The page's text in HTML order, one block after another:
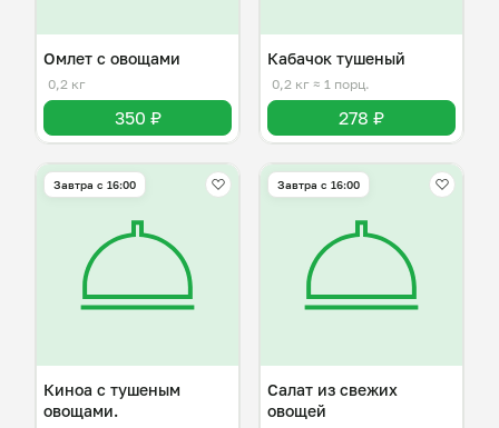
Омлет с овощами
0,2 кг
350 ₽
Кабачок тушеный
0,2 кг ≈ 1 порц.
278 ₽
Завтра c 16:00
Киноа с тушеным
овощами.
Завтра c 16:00
Салат из свежих
овощей